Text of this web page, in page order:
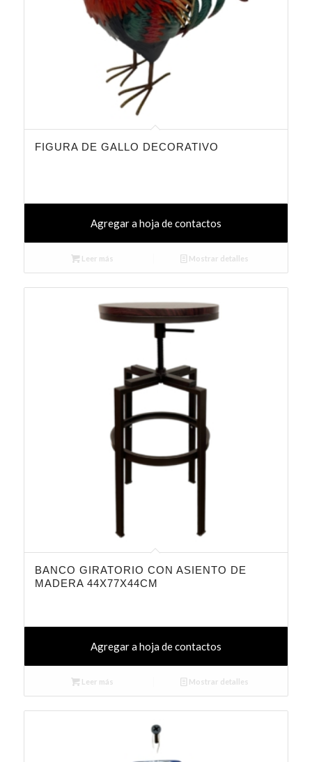
FIGURA DE GALLO DECORATIVO
Agregar a hoja de contactos
Leer más Mostrar detalles
BANCO GIRATORIO CON ASIENTO DE
MADERA 44X77X44CM
Agregar a hoja de contactos
Leer más Mostrar detalles